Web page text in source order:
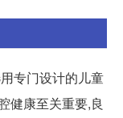
专门设计的儿童
健康至关重要,良